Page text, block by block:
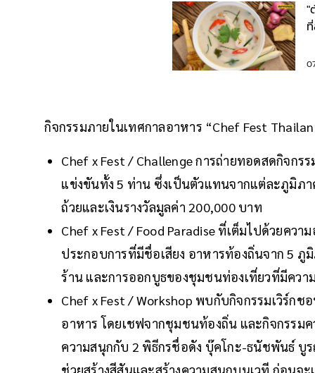
"
กิจกรรมภายในเทศกาลอาหาร “Chef Fest
Chef x Fest / Challenge การถ่ายทอดสดกิจก
แข่งขันทั้ง 5 ท่าน ซึ่งเป็นตัวแทนจากแต่ละภูมิภ
ถ้วยและเงินรางวัลมูลค่า 200,000 บาท
Chef x Fest / Food Paradise ที่เต็มไปด้วยคว
ประกอบการที่มีชื่อเสียง อาหารท้องถิ่นจาก 5
ร้าน และการออกบูธของชุมชนท่องเที่ยวที่มีคว
Chef x Fest / Workshop พบกับกิจกรรมเวิร์ก
อาหาร โดยเชฟจากชุมชนท้องถิ่น และกิจกรรม
ความสนุกกับ 2 พิธีกรชื่อดัง บุ๊คโกะ-ธนัชพันธ์